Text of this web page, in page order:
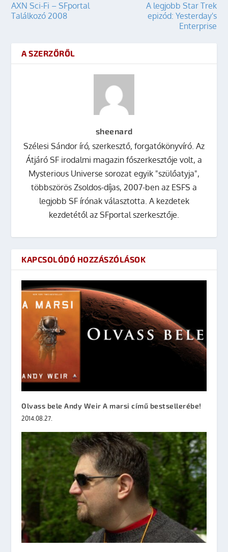
AXN Sci-Fi – SFportal
Találkozó 2008
A legjobb Star Trek
epizód: Yesterday's
Enterprise
A SZERZŐRŐL
sheenard
Szélesi Sándor író, szerkesztő, forgatókönyvíró. Az
Átjáró SF irodalmi magazin főszerkesztője volt, a
Mysterious Universe sorozat egyik "szülőatyja",
többszörös Zsoldos-díjas, 2007-ben az ESFS a
legjobb SF írónak választotta. A kezdetek
kezdetétől az SFportal szerkesztője.
KAPCSOLÓDÓ HOZZÁSZÓLÁSOK
Olvass bele Andy Weir A marsi című bestsellerébe!
2014.08.27.